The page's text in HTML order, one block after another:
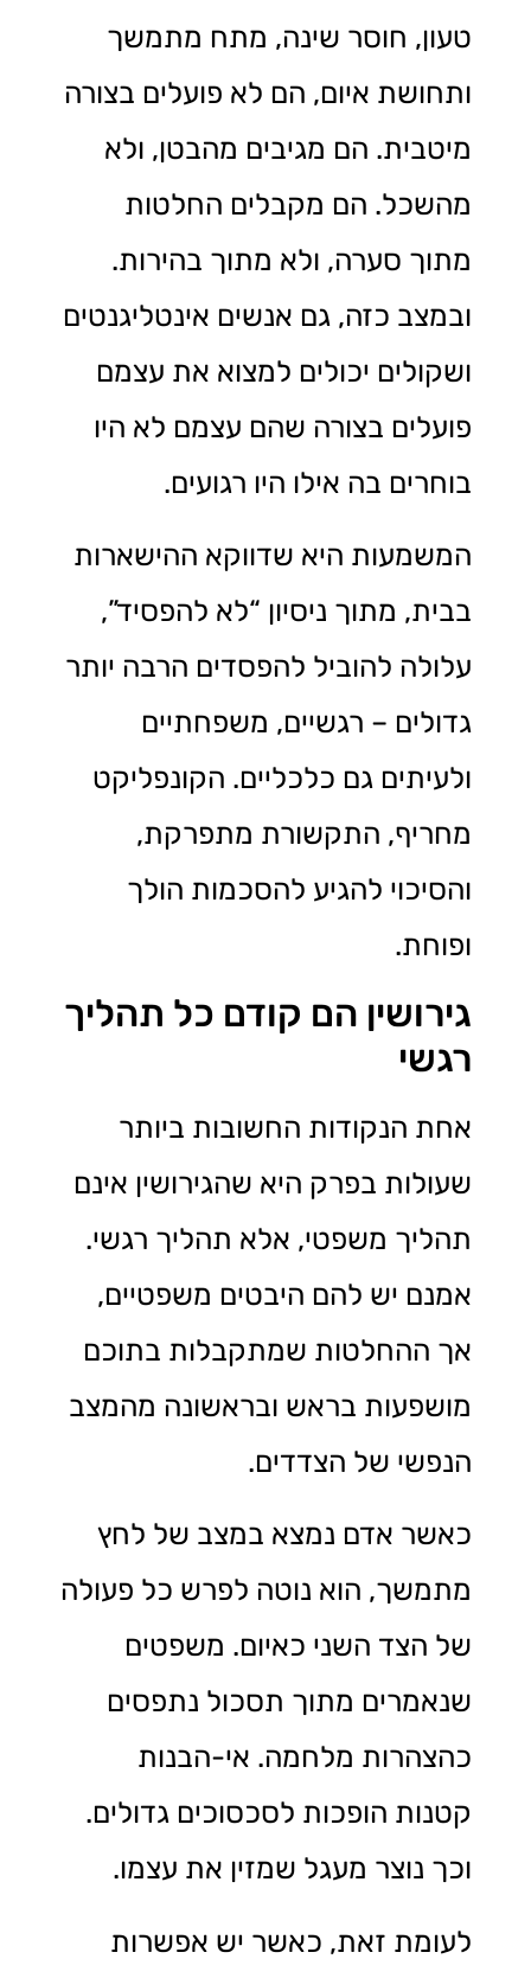
טעון, חוסר שינה, מתח מתמשך
ותחושת איום, הם לא פועלים בצורה
מיטבית. הם מגיבים מהבטן, ולא
מהשכל. הם מקבלים החלטות
מתוך סערה, ולא מתוך בהירות.
ובמצב כזה, גם אנשים אינטליגנטים
ושקולים יכולים למצוא את עצמם
פועלים בצורה שהם עצמם לא היו
בוחרים בה אילו היו רגועים.
המשמעות היא שדווקא ההישארות
בבית, מתוך ניסיון “לא להפסיד”,
עלולה להוביל להפסדים הרבה יותר
גדולים – רגשיים, משפחתיים
ולעיתים גם כלכליים. הקונפליקט
מחריף, התקשורת מתפרקת,
והסיכוי להגיע להסכמות הולך
ופוחת.
גירושין הם קודם כל תהליך
רגשי
אחת הנקודות החשובות ביותר
שעולות בפרק היא שהגירושין אינם
תהליך משפטי, אלא תהליך רגשי.
אמנם יש להם היבטים משפטיים,
אך ההחלטות שמתקבלות בתוכם
מושפעות בראש ובראשונה מהמצב
הנפשי של הצדדים.
כאשר אדם נמצא במצב של לחץ
מתמשך, הוא נוטה לפרש כל פעולה
של הצד השני כאיום. משפטים
שנאמרים מתוך תסכול נתפסים
כהצהרות מלחמה. אי-הבנות
קטנות הופכות לסכסוכים גדולים.
וכך נוצר מעגל שמזין את עצמו.
לעומת זאת, כאשר יש אפשרות